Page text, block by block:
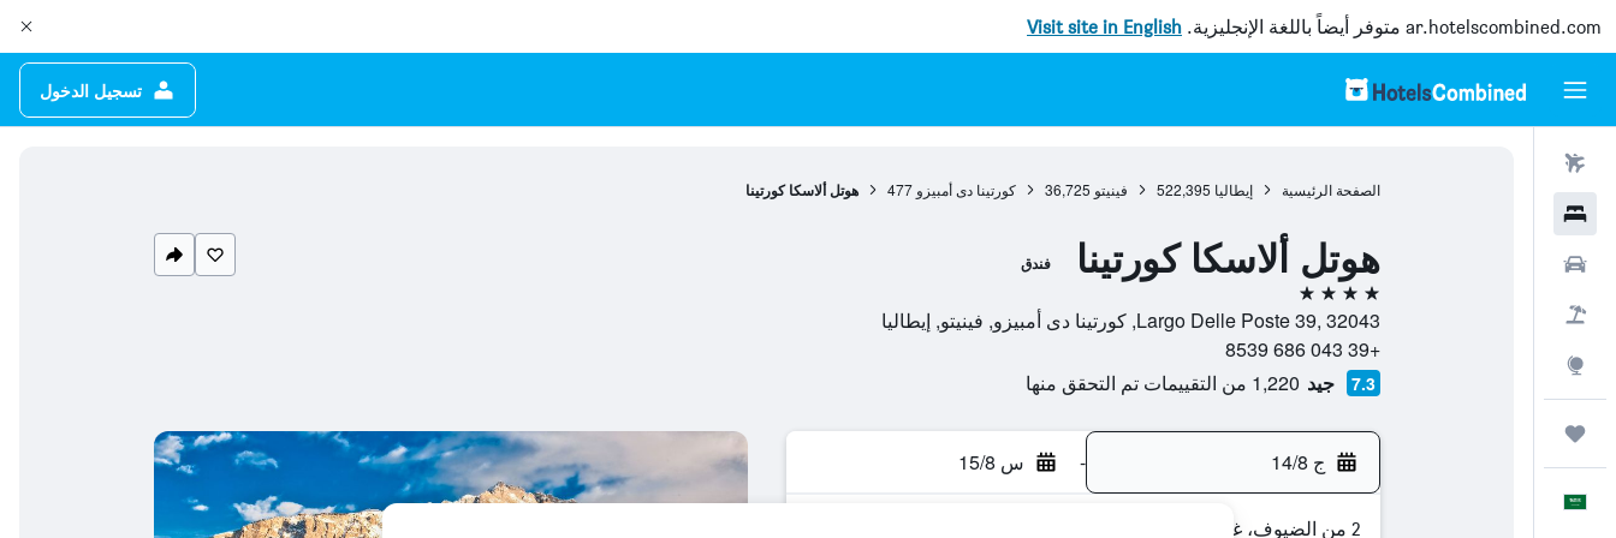
ar.hotelscombined.com متوفر أيضاً باللغة الإنجليزية. Visit site in English
تسجيل الدخول
الصفحة الرئيسية إيطاليا 522,395 فينيتو 36,725 كورتينا دى أمبيزو 477 هوتل ألاسكا كورتينا
هوتل ألاسكا كورتينا فندق
4 نجوم
Largo Delle Poste 39, 32043, كورتينا دى أمبيزو, فينيتو, إيطاليا
+39 043 686 8539
7.3 جيد 1,220 من التقييمات تم التحقق منها
ج 14/8 - س 15/8
2 من الضيوف، غرفة واحدة